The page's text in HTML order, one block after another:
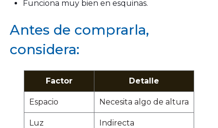
Funciona muy bien en esquinas.
Antes de comprarla,
considera:
Factor Detalle
Espacio Necesita algo de altura
Luz Indirecta